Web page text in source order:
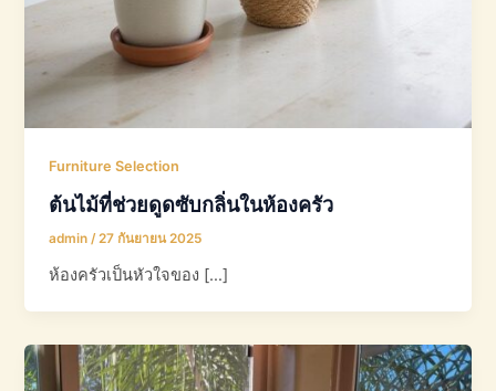
Furniture Selection
ต้นไม้ที่ช่วยดูดซับกลิ่นในห้องครัว
admin /27 กันยายน 2025
ห้องครัวเป็นหัวใจของ […]